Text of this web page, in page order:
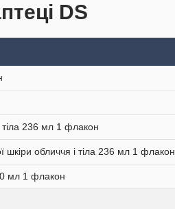
DS
236 мл 1 флакон
шкіри обличчя і тіла 236 мл 1 флакон
мл 1 флакон